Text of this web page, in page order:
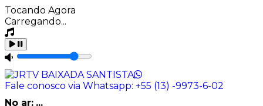
Tocando Agora
Carregando...
Fale conosco via Whatsapp: +55 (13) -9973-6-02
No ar: ...